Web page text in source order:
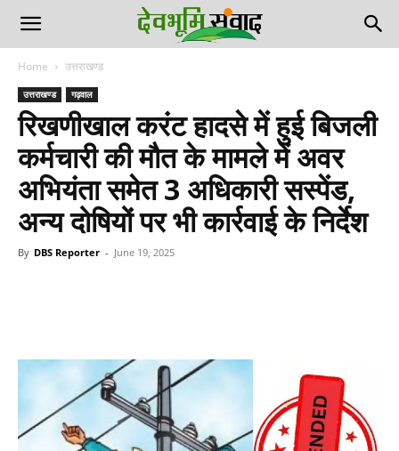
Home उत्तराखण्ड
उत्तराखण्ड गढ़वाल
रिखणीखाल करंट हादसे में हुई बिजली
कर्मचारी की मौत के मामले में अवर
अभियंता समेत 3 अधिकारी सस्पेंड,
अन्य दोषियों पर भी कार्रवाई के निर्देश
By DBS Reporter - June 19, 2025